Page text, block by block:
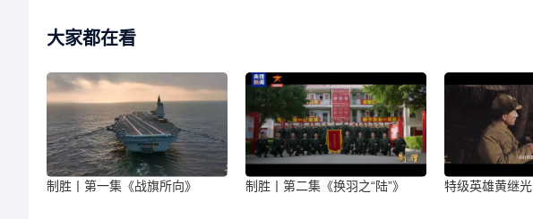
大家都在看
制胜丨第一集《战旗所向》 制胜丨第二集《换羽之“陆”》 特级英雄黄继光